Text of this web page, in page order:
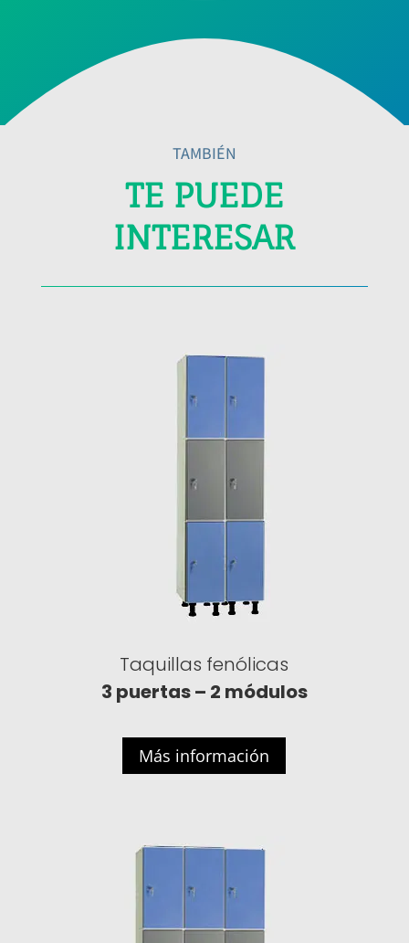
TAMBIÉN
TE PUEDE
INTERESAR
Taquillas fenólicas
3 puertas – 2 módulos
Más información